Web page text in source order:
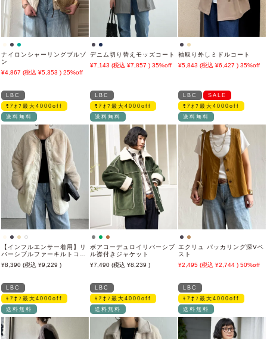
ナイロンシャーリングブルゾ
ン
4,867
5,353 25%off
デニム切り替えモッズコート
7,143
7,857 35%off
袖取り外しミドルコート
5,843
6,427 35%off
LBC
ﾓｱｵﾌ最大4000off
送料無料
【インフルエンサー着用】リ
バーシブルファーキルトコー
8,390 9,229
LBC
ﾓｱｵﾌ最大4000off
送料無料
ボアコーデュロイリバーシブ
ル襟付きジャケット
7,490
8,239
LBC
SALE
ﾓｱｵﾌ最大4000off
送料無料
エクリュ パッカリング深Vベ
スト
2,495
2,744 50%off
LBC
ﾓｱｵﾌ最大4000off
送料無料
LBC
ﾓｱｵﾌ最大4000off
送料無料
LBC
ﾓｱｵﾌ最大4000off
送料無料